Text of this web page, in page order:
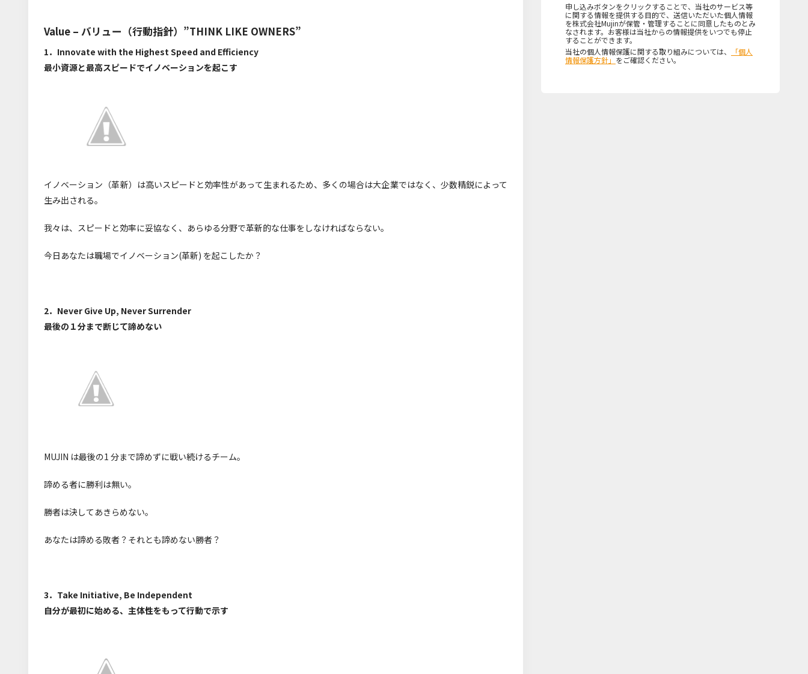
Value – バリュー（行動指針）”THINK LIKE OWNERS”
1．Innovate with the Highest Speed and Efficiency
最小資源と最高スピードでイノベーションを起こす
イノベーション（革新）は高いスピードと効率性があって生まれるため、多くの場合は大企業ではなく、少数精鋭によって
生み出される。
我々は、スピードと効率に妥協なく、あらゆる分野で革新的な仕事をしなければならない。
今日あなたは職場でイノベーション(革新) を起こしたか？
2．Never Give Up, Never Surrender
最後の１分まで断じて諦めない
MUJIN は最後の1 分まで諦めずに戦い続けるチーム。
諦める者に勝利は無い。
勝者は決してあきらめない。
あなたは諦める敗者？それとも諦めない勝者？
3．Take Initiative, Be Independent
自分が最初に始める、主体性をもって行動で示す
申し込みボタンをクリックすることで、当社のサービス等
に関する情報を提供する目的で、送信いただいた個人情報
を株式会社Mujinが保管・管理することに同意したものとみ
なされます。お客様は当社からの情報提供をいつでも停止
することができます。
当社の個人情報保護に関する取り組みについては、
「個人
情報保護方針」 をご確認ください。